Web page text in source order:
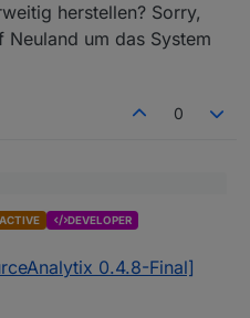
herstellen? Sorry,
um das System
0
habe, wird er auch
meine Daten aus dem
DEVELOPER
0.4.8-Final]